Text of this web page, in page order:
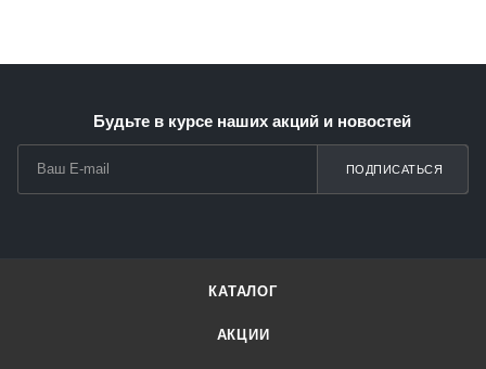
Будьте в курсе наших акций и новостей
ПОДПИСАТЬСЯ
КАТАЛОГ
АКЦИИ